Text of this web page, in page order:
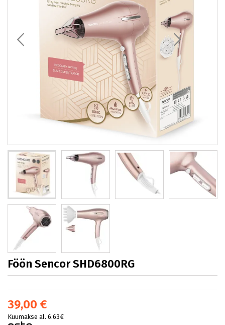
Föön Sencor SHD6800RG
39,00 €
Kuumakse al. 6.63€